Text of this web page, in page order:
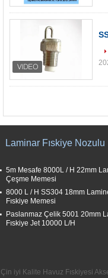
Laminar Fıskiye Nozulu
5m Mesafe 8000L / H 22mm
Çeşme Memesi
8000 L / H SS304 18mm
Fıskiye Memesi
Paslanmaz Çelik 5001 20mm
Fıskiye Jet 10000 L/H
Çin iyi Kalite Havuz Fıskiyesi